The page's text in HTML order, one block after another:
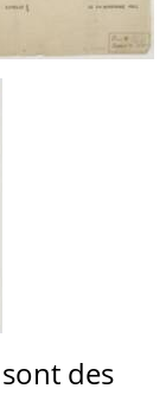
des